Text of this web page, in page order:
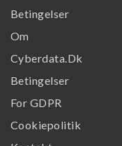
Betingelser
Om
Cyberdata.dk
Betingelser
For GDPR
Cookiepolitik